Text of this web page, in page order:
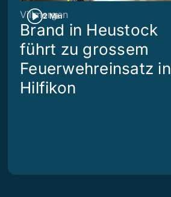
2 Min
Villmergen
Brand in Heustock
führt zu grossem
Feuerwehreinsatz in
Hilfikon